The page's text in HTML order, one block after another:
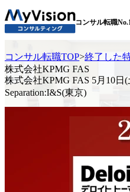
コンサル転職
コンサル転職TOP>終了した
株式会社KPMG FAS
株式会社KPMG FAS 5月10日
Separation:I&S(東京)